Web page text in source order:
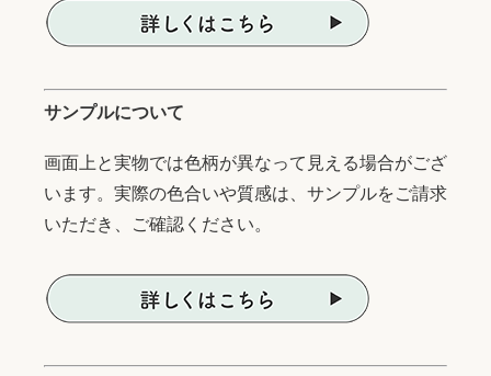
サンプルについて
画面上と実物では色柄が異なって見える場合がござ
います。実際の色合いや質感は、サンプルをご請求
いただき、ご確認ください。